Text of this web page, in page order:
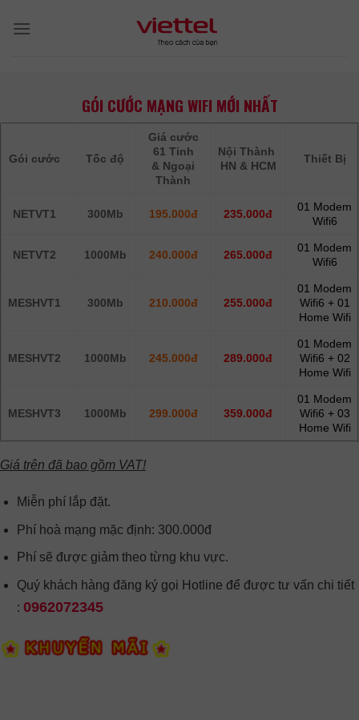
GÓI CƯỚC MẠNG WIFI MỚI NHẤT
Gói cước Tốc độ
Giá cước
61 Tỉnh
& Ngoại
Thành
Nội Thành
HN & HCM
Thiết Bị
NETVT1 300Mb 195.000đ 235.000đ
01 Modem
Wifi6
NETVT2 1000Mb 240.000đ 265.000đ
01 Modem
Wifi6
MESHVT1 300Mb 210.000đ 255.000đ
01 Modem
Wifi6 + 01
Home Wifi
MESHVT2 1000Mb 245.000đ 289.000đ
01 Modem
Wifi6 + 02
Home Wifi
MESHVT3 1000Mb 299.000đ 359.000đ
01 Modem
Wifi6 + 03
Home Wifi
Giá trên đã bao gồm VAT!
Miễn phí lắp đặt.
Phí hoà mạng mặc định: 300.000đ
Phí sẽ được giảm theo từng khu vực.
Quý khách hàng đăng ký gọi Hotline để được tư vấn chi tiết
: 0962072345